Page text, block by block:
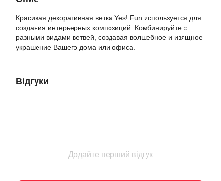
Красивая декоративная ветка Yes! Fun используется для
создания интерьерных композиций. Комбинируйте с
разными видами ветвей, создавая волшебное и изящное
украшение Вашего дома или офиса.
Відгуки
Додайте перший відгук